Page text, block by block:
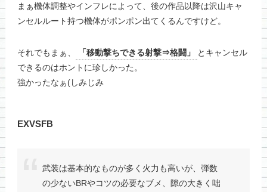
まぁ機体調整やインフレによって、後の作品以降は沢山キャ
ンセルルート持つ機体がポンポン出てくるんですけど。
それでもまぁ、 「移動撃ちできる射撃⇒格闘」
とキャンセル
できるのはホントに珍しかった。
強かったなぁ(しみじみ
EXVSFB
武装は基本的なものが多く火力も高いが、弾数
の少ないBRやコツの必要なブメ、隙の大きく咄